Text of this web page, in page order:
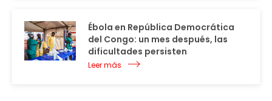
Ébola en República Democrática
del Congo: un mes después, las
dificultades persisten
Leer más